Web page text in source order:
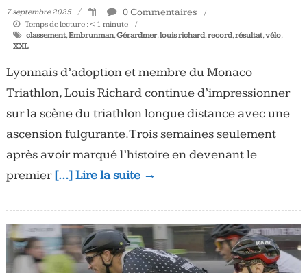
7 septembre 2025 0 Commentaires
Temps de lecture : < 1 minute
classement,Embrunman,Gérardmer,louis richard,record,résultat,vélo,
XXL
Lyonnais d’adoption et membre du Monaco
Triathlon, Louis Richard continue d’impressionner
sur la scène du triathlon longue distance avec une
ascension fulgurante.Trois semaines seulement
après avoir marqué l’histoire en devenant le
premier[…] Lire la suite →